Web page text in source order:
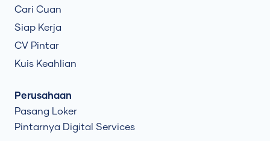
Cari Cuan
Siap Kerja
CV Pintar
Kuis Keahlian
Perusahaan
Pasang Loker
Pintarnya Digital Services